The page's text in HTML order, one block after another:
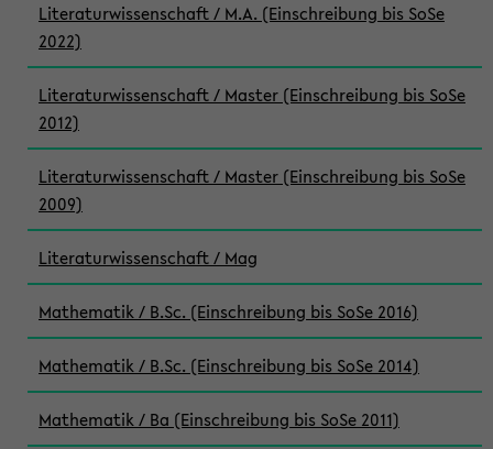
Literaturwissenschaft / M.A. (Einschreibung bis SoSe
2022)
Literaturwissenschaft / Master (Einschreibung bis SoSe
2012)
Literaturwissenschaft / Master (Einschreibung bis SoSe
2009)
Literaturwissenschaft / Mag
Mathematik / B.Sc. (Einschreibung bis SoSe 2016)
Mathematik / B.Sc. (Einschreibung bis SoSe 2014)
Mathematik / Ba (Einschreibung bis SoSe 2011)